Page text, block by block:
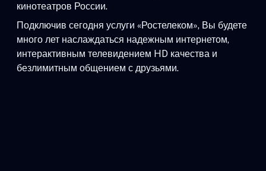
кинотеатров России.
Подключив сегодня услуги «Ростелеком», Вы будете
много лет наслаждаться надежным интернетом,
интерактивным телевидением HD качества и
безлимитным общением с друзьями.